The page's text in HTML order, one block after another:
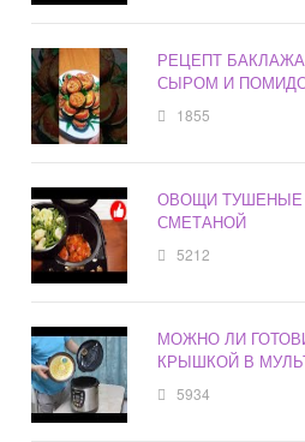
РЕЦЕПТ
СЫРОМ И
1855
ОВОЩИ ТУШЕНЫЕ
СМЕТАНОЙ
5212
МОЖНО ЛИ
КРЫШКОЙ В
5934